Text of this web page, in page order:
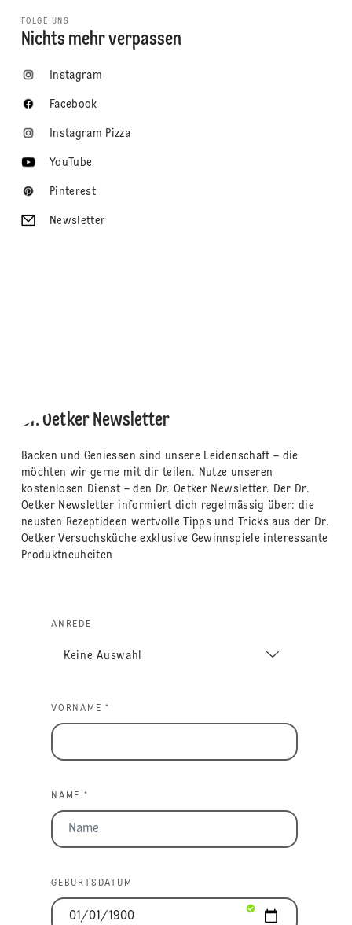
FOLGE UNS
Nichts mehr verpassen
Instagram
Facebook
Instagram Pizza
YouTube
Pinterest
Newsletter
Dr. Oetker Newsletter
Backen und Geniessen sind unsere Leidenschaft – die
möchten wir gerne mit dir teilen. Nutze unseren
kostenlosen Dienst – den Dr. Oetker Newsletter. Der Dr.
Oetker Newsletter informiert dich regelmässig über: die
neusten Rezeptideen wertvolle Tipps und Tricks aus der Dr.
Oetker Versuchsküche exklusive Gewinnspiele interessante
Produktneuheiten
ANREDE
VORNAME *
NAME *
GEBURTSDATUM